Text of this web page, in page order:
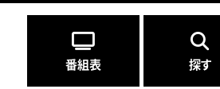
番組表 探す